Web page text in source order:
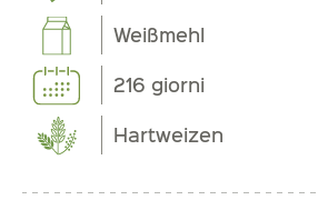
Weißmehl
216 giorni
Hartweizen